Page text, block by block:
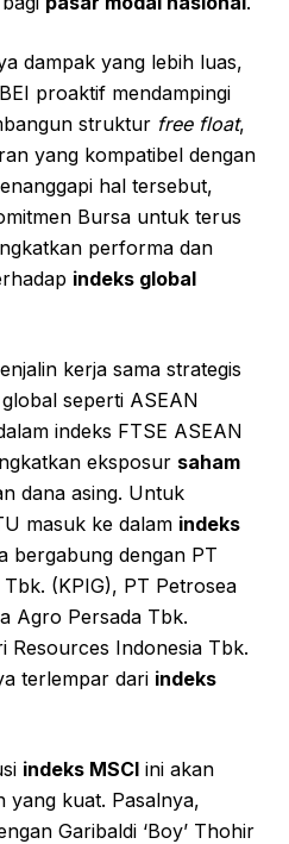
dampak yang lebih luas,
proaktif mendampingi
struktur free float,
yang kompatibel dengan
hal tersebut,
Bursa untuk terus
performa dan
indeks global
kerja sama strategis
seperti ASEAN
indeks FTSE ASEAN
eksposur saham
dana asing. Untuk
masuk ke dalam indeks
bergabung dengan PT
(KPIG), PT Petrosea
Agro Persada Tbk.
Resources Indonesia Tbk.
terlempar dari indeks
indeks MSCI ini akan
yang kuat. Pasalnya,
Garibaldi ‘Boy’ Thohir